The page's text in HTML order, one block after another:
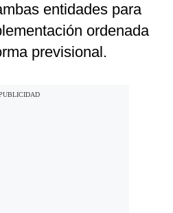
entidades para
ordenada
previsional.